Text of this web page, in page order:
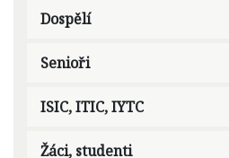
Dospělí
Senioři
ISIC, ITIC, IYTC
Žáci, studenti